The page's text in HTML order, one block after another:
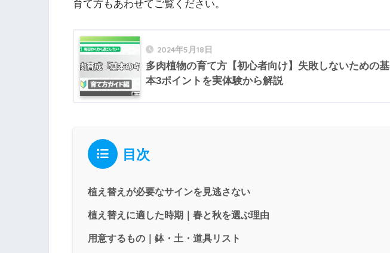
育て方もあわせてご覧ください。
2024年5月18日
多肉植物の育て方【初心者向け】失敗しないための基
本3ポイントを実体験から解説
目次
植え替えが必要なサインを見逃さない
植え替えに適した時期｜春と秋を選ぶ理由
用意するもの｜鉢・土・道具リスト